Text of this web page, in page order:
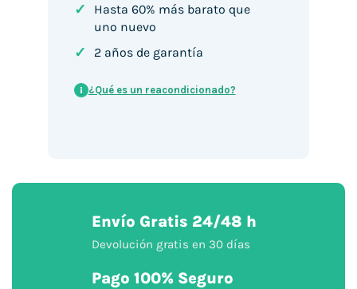
✓
Hasta 60% más barato que
uno nuevo
✓ 2 años de garantía
i ¿Qué es un reacondicionado?
Envío Gratis 24/48 h
Devolución gratis en 30 días
Pago 100% Seguro